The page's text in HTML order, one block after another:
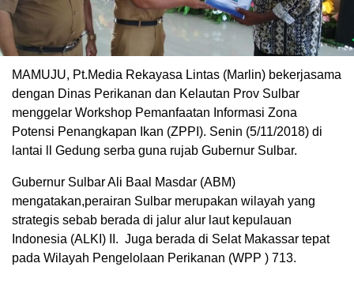
MAMUJU, Pt.Media Rekayasa Lintas (Marlin) bekerjasama
dengan Dinas Perikanan dan Kelautan Prov Sulbar
menggelar Workshop Pemanfaatan Informasi Zona
Potensi Penangkapan Ikan (ZPPI). Senin (5/11/2018) di
lantai ll Gedung serba guna rujab Gubernur Sulbar.
Gubernur Sulbar Ali Baal Masdar (ABM)
mengatakan,perairan Sulbar merupakan wilayah yang
strategis sebab berada di jalur alur laut kepulauan
Indonesia (ALKI) II. Juga berada di Selat Makassar tepat
pada Wilayah Pengelolaan Perikanan (WPP ) 713.